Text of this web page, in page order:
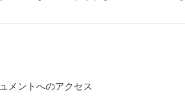
メントへのアクセス